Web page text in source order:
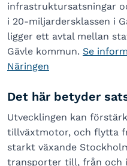
infrastruktursatsningar
i 20-miljardersklassen i
ligger ett avtal mellan
Gävle kommun. Se
Näringen
Det här betyder
Utvecklingen kan
tillväxtmotor, och flytta
starkt växande
transporter till, från och